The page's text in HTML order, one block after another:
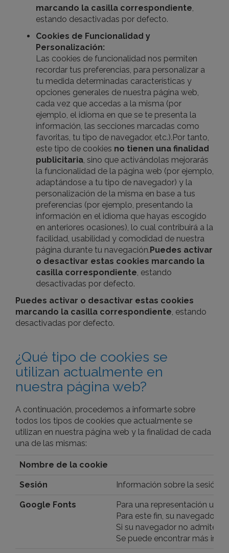
marcando la casilla correspondiente,
estando desactivadas por defecto.
Cookies de Funcionalidad y
Personalización:
Las cookies de funcionalidad nos permiten
recordar tus preferencias, para personalizar a
tu medida determinadas características y
opciones generales de nuestra página web,
cada vez que accedas a la misma (por
ejemplo, el idioma en que se te presenta la
información, las secciones marcadas como
favoritas, tu tipo de navegador, etc.).Por tanto,
este tipo de cookies no tienen una finalidad
publicitaria, sino que activándolas mejorarás
la funcionalidad de la página web (por ejemplo,
adaptándose a tu tipo de navegador) y la
personalización de la misma en base a tus
preferencias (por ejemplo, presentando la
información en el idioma que hayas escogido
en anteriores ocasiones), lo cual contribuirá a la
facilidad, usabilidad y comodidad de nuestra
página durante tu navegación.Puedes activar
o desactivar estas cookies marcando la
casilla correspondiente, estando
desactivadas por defecto.
Puedes activar o desactivar estas cookies
marcando la casilla correspondiente, estando
desactivadas por defecto.
¿Qué tipo de cookies se
utilizan actualmente en
nuestra página web?
A continuación, procedemos a informarte sobre
todos los tipos de cookies que actualmente se
utilizan en nuestra página web y la finalidad de cada
una de las mismas:
Nombre de la cookie
Sesión Información sobre la sesión
Google Fonts
Para una representación
Para este fin, su navegador
Si su navegador no admite
Se puede encontrar más